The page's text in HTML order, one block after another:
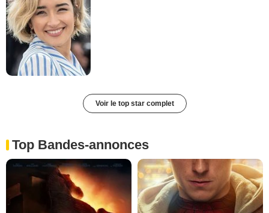
Voir le top star complet
Top Bandes-annonces